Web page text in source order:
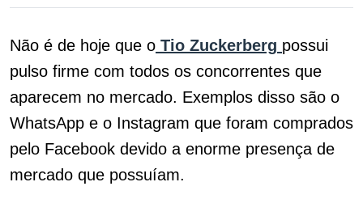
Não é de hoje que o Tio Zuckerberg possui
pulso firme com todos os concorrentes que
aparecem no mercado. Exemplos disso são o
WhatsApp e o Instagram que foram comprados
pelo Facebook devido a enorme presença de
mercado que possuíam.